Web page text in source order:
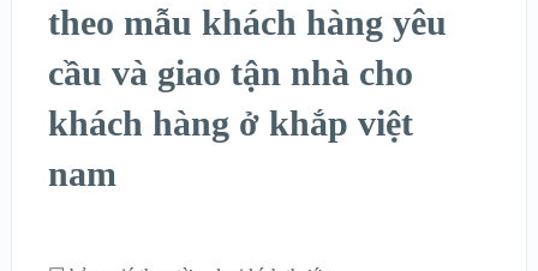
theo mẫu khách hàng yêu
cầu và giao tận nhà cho
khách hàng ở khắp việt
nam